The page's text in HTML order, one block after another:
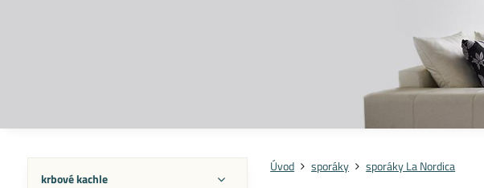
Úvod sporáky sporáky La Nordica
krbové kachle